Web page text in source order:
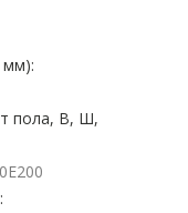
мм):
пола, В, Ш,